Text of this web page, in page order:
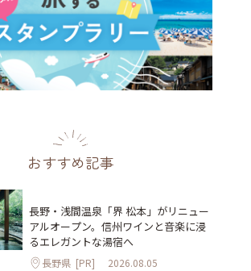
おすすめ記事
長野・浅間温泉「界 松本」がリニュー
アルオープン。信州ワインと音楽に浸
るエレガントな湯宿へ
長野県 [PR] 2026.08.05